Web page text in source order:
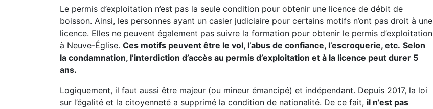
Le permis d’exploitation n’est pas la seule condition pour obtenir une licence de débit de
boisson. Ainsi, les personnes ayant un casier judiciaire pour certains motifs n’ont pas droit à une
licence. Elles ne peuvent également pas suivre la formation pour obtenir le permis d’exploitation
à Neuve-Église. Ces motifs peuvent être le vol, l’abus de confiance, l’escroquerie, etc. Selon
la condamnation, l’interdiction d’accès au permis d’exploitation et à la licence peut durer 5
ans.
Logiquement, il faut aussi être majeur (ou mineur émancipé) et indépendant. Depuis 2017, la loi
sur l’égalité et la citoyenneté a supprimé la condition de nationalité. De ce fait, il n’est pas